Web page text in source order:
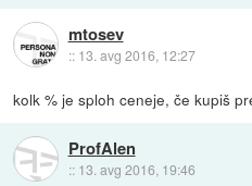
mtosev
:: 13. avg 2016, 12:27
kolk % je sploh ceneje, če kupiš
ProfAlen
:: 13. avg 2016, 19:46